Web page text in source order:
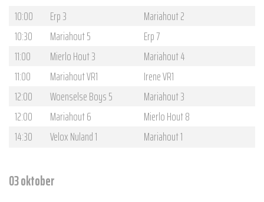
10:00 Erp 3
Mariahout 2
10:30
Mariahout 5
Erp 7
11:00
Mierlo Hout 3
Mariahout 4
11:00
Mariahout VR1
Irene VR1
12:00
Woenselse Boys 5
Mariahout 3
12:00
Mariahout 6
Mierlo Hout 8
14:30
Velox Nuland 1 Mariahout 1
03 oktober